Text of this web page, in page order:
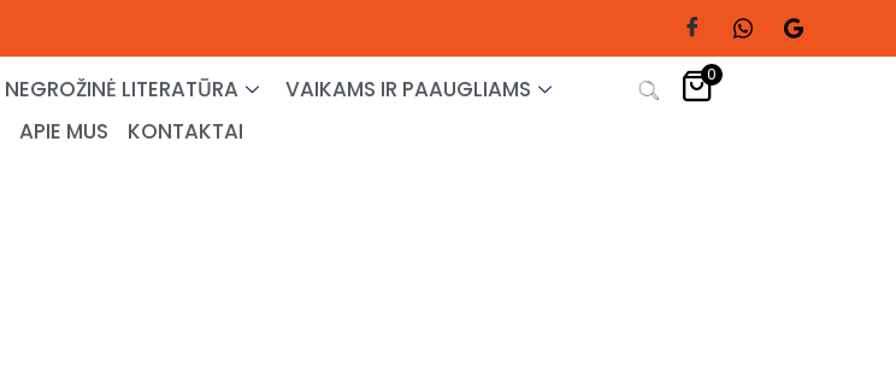
NEGROŽINĖ LITERATŪRA
VAIKAMS IR PAAUGLIAMS
APIE MUS KONTAKTAI
0